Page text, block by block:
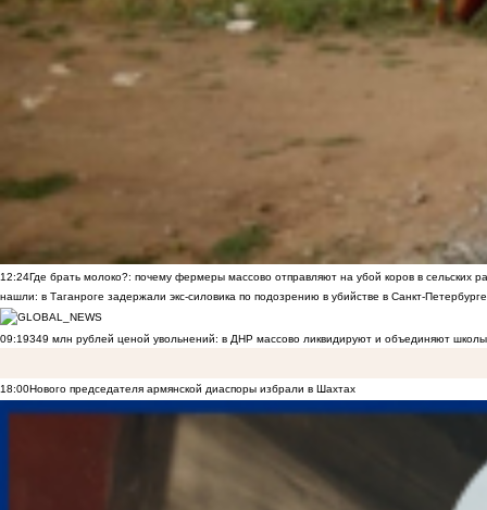
12:24Где брать молоко?: почему фермеры массово отправляют на убой коров в сельских
нашли: в Таганроге задержали экс-силовика по подозрению в убийстве в Санкт-Петербурге
09:19349 млн рублей ценой увольнений: в ДНР массово ликвидируют и объединяют
18:00Нового председателя армянской диаспоры избрали в Шахтах